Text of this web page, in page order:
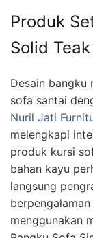
Produk
Solid Teak
Desain bangku
sofa santai
Nuril Jati
melengkapi
produk kursi
bahan kayu
langsung
menggunakan